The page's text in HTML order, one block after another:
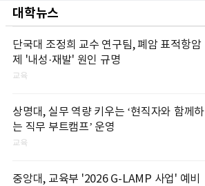
대학뉴스
단국대 조정희 교수 연구팀, 폐암 표적항암
제 '내성·재발' 원인 규명
교육
상명대, 실무 역량 키우는 ‘현직자와 함께하
는 직무 부트캠프’ 운영
교육
중앙대, 교육부 '2026 G-LAMP 사업' 예비